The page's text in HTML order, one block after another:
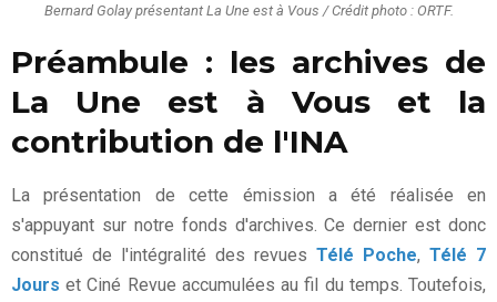
Bernard Golay présentant La Une est à Vous / Crédit photo : ORTF.
Préambule : les archives de
La Une est à Vous et la
contribution de l'INA
La présentation de cette émission a été réalisée en
s'appuyant sur notre fonds d'archives. Ce dernier est donc
constitué de l'intégralité des revues Télé Poche, Télé 7
Jours et Ciné Revue accumulées au fil du temps. Toutefois,